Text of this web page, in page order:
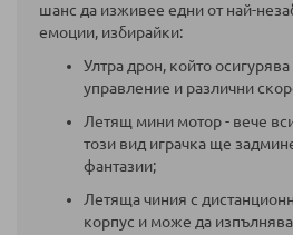
шанс да изживее едни от най-
емоции, избирайки:
Ултра дрон, който
управление и различни
Летящ мини мотор - вече
този вид играчка ще
фантазии;
Летяща чиния с
корпус и може да